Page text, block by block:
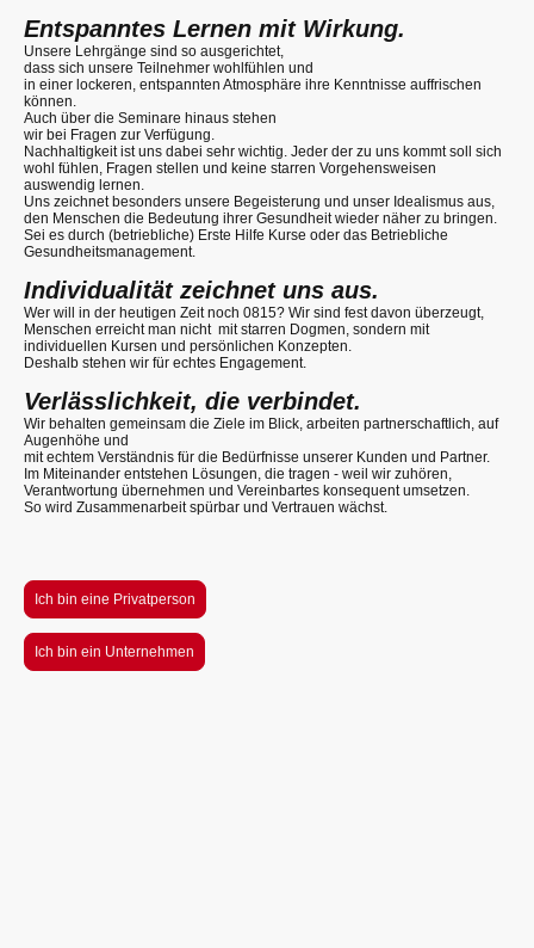
Entspanntes Lernen mit Wirkung.
Unsere Lehrgänge sind so ausgerichtet,
dass sich unsere Teilnehmer wohlfühlen und
in einer lockeren, entspannten Atmosphäre ihre Kenntnisse auffrischen
können.
Auch über die Seminare hinaus stehen
wir bei Fragen zur Verfügung.
Nachhaltigkeit ist uns dabei sehr wichtig. Jeder der zu uns kommt soll sich
wohl fühlen, Fragen stellen und keine starren Vorgehensweisen
auswendig lernen.
Uns zeichnet besonders unsere Begeisterung und unser Idealismus aus,
den Menschen die Bedeutung ihrer Gesundheit wieder näher zu bringen.
Sei es durch (betriebliche) Erste Hilfe Kurse oder das Betriebliche
Gesundheitsmanagement.
Individualität zeichnet uns aus.
Wer will in der heutigen Zeit noch 0815? Wir sind fest davon überzeugt,
Menschen erreicht man nicht mit starren Dogmen, sondern mit
individuellen Kursen und persönlichen Konzepten.
Deshalb stehen wir für echtes Engagement.
Verlässlichkeit, die verbindet.
Wir behalten gemeinsam die Ziele im Blick, arbeiten partnerschaftlich, auf
Augenhöhe und
mit echtem Verständnis für die Bedürfnisse unserer Kunden und Partner.
Im Miteinander entstehen Lösungen, die tragen - weil wir zuhören,
Verantwortung übernehmen und Vereinbartes konsequent umsetzen.
So wird Zusammenarbeit spürbar und Vertrauen wächst.
Ich bin eine Privatperson
Ich bin ein Unternehmen